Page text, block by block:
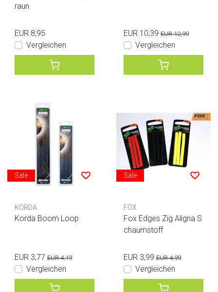
raun
EUR 8,95
Vergleichen
EUR 10,39 EUR 12,99
Vergleichen
Sale
KORDA
Korda Boom Loop
EUR 3,77 EUR 4,19
Vergleichen
Sale
FOX
Fox Edges Zig Aligna S
chaumstoff
EUR 3,99 EUR 4,99
Vergleichen